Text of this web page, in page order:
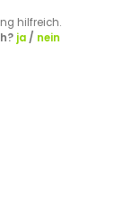
hilfreich.
ja/ nein